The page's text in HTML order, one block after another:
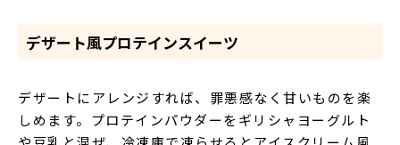
デザート風プロテインスイーツ
デザートにアレンジすれば、罪悪感なく甘いものを楽
しめます。プロテインパウダーをギリシャヨーグルト